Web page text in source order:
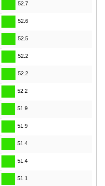
52.7
52.6
52.5
52.2
52.2
52.2
51.9
51.9
51.4
51.4
51.1